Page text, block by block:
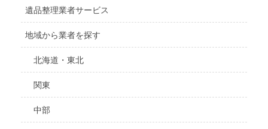
遺品整理業者サービス
地域から業者を探す
北海道・東北
関東
中部